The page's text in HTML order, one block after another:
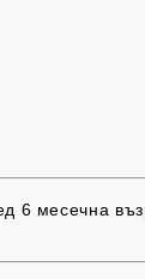
6 месечна